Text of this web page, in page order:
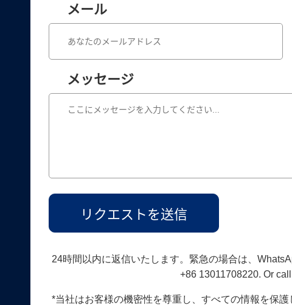
メール
メッセージ
24時間以内に返信いたします。緊急の場合は、
+86 13011708220. Or
*当社はお客様の機密性を尊重し、すべての情報を保